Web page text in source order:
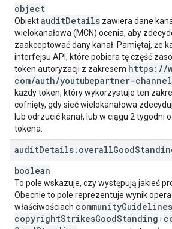
object
ObiektauditDetails zawiera dane
wielokanałowa (MCN) ocenia, aby
zaakceptować dany kanał. Pamiętaj, że
interfejsu API, które pobiera tę część
token autoryzacji z zakresem https: //
com/auth/youtubepartner-
każdy token, który wykorzystuje ten
cofnięty, gdy sieć wielokanałowa
lub odrzucić kanał, lub w ciągu 2 tygodni
tokena.
auditDetails. overallGood
boolean
To pole wskazuje, czy występują jakieś
Obecnie to pole reprezentuje wynik
właściwościach communityGuidelines
copyrightStrikesGoodStanding i